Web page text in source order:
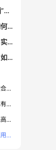
如何通过“高颜值+审美营销”吸引女性顾客？
小程序预约＋付费活动，如何提升用户体验和收入？
利用会员卡和优惠券裂变，实现快速回本锁客
打造社交场景和社群活动，如何提升店铺人气？
女性经济下，甜品店如何判断适合的营销策略？
小程序预约和传统到店模式相比有哪些优势？
会员卡和优惠券裂变真的能带来高复购吗？
如何把甜品店社交属性最大化利用起来？